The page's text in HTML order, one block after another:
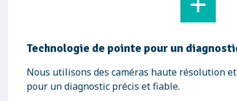
Technologie de pointe pour un
Nous utilisons des caméras haute résolution
pour un diagnostic précis et fiable.